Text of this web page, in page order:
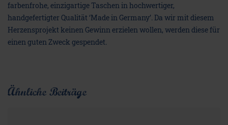
farbenfrohe, einzigartige Taschen in hochwertiger,
handgefertigter Qualität ‘Made in Germany’. Da wir mit diesem
Herzensprojekt keinen Gewinn erzielen wollen, werden diese für
einen guten Zweck gespendet.
Ähnliche Beiträge